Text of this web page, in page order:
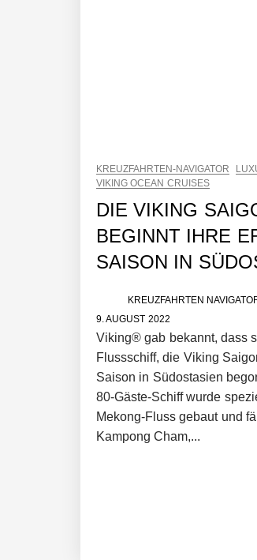
KREUZFAHRTEN-NAVIGATOR
VIKING OCEAN CRUISES
DIE VIKING
BEGINNT IHRE
SAISON IN
KREUZFAHRTEN
9. AUGUST 2022
Viking® gab bekannt, dass
Flussschiff, die Viking
Saison in Südostasien
80-Gäste-Schiff wurde
Mekong-Fluss gebaut und
Kampong Cham,...